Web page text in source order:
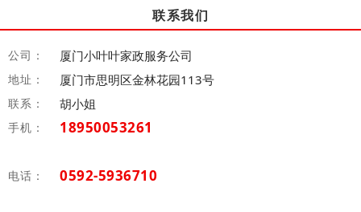
联系我们
公司： 厦门小叶叶家政服务公司
地址： 厦门市思明区金林花园113号
联系： 胡小姐
手机： 18950053261
电话： 0592-5936710